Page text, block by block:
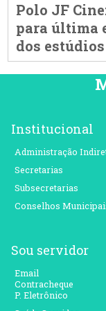
Polo JF
para última
dos estúdios
Institucional
Administração
Secretarias
Subsecretarias
Conselhos
Sou servidor
Email
Contracheque
P. Eletrônico